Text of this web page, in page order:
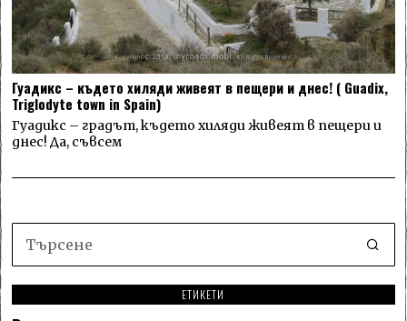
Гуадикс – където хиляди живеят в пещери и днес! ( Guadix,
Triglodyte town in Spain)
Гуадикс – градът, където хиляди живеят в пещери и
днес! Да, съвсем
ЕТИКЕТИ